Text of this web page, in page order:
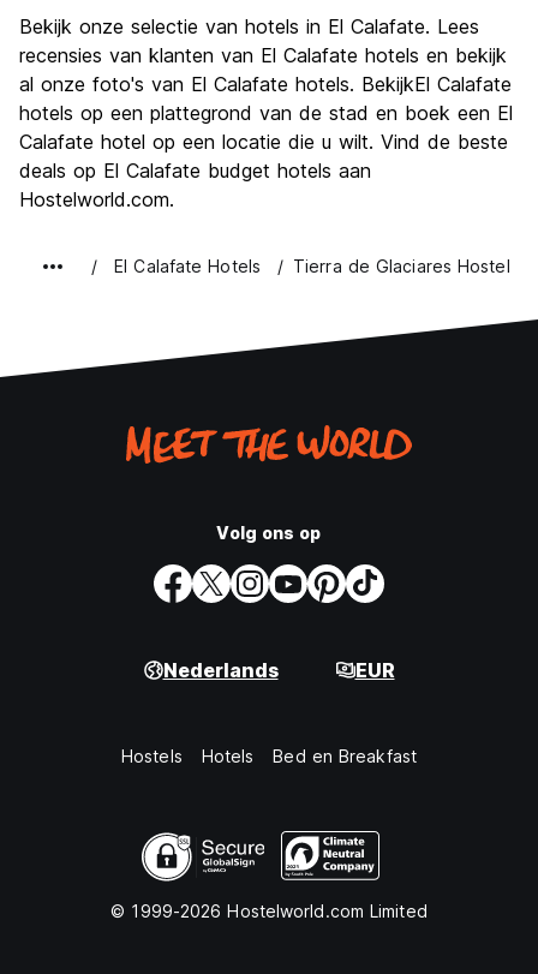
Cultuur
6.6
Uitgaan
5.8
Waarde voor uw geld
6.8
Bekijk onze selectie van hotels in El Calafate. Lees
recensies van klanten van El Calafate hotels en bekijk
al onze foto's van El Calafate hotels. BekijkEl Calafate
hotels op een plattegrond van de stad en boek een El
Calafate hotel op een locatie die u wilt. Vind de beste
deals op El Calafate budget hotels aan
Hostelworld.com.
El Calafate Hotels Tierra de Glaciares Hostel
Volg ons op
Nederlands EUR
Hostels Hotels Bed en Breakfast
© 1999-2026 Hostelworld.com Limited